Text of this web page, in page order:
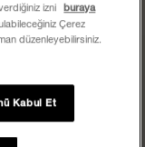
izni
buraya
Çerez
düzenleyebilirsiniz.
Kabul Et